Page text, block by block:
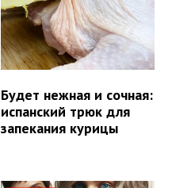
Будет нежная и сочная:
испанский трюк для
запекания курицы